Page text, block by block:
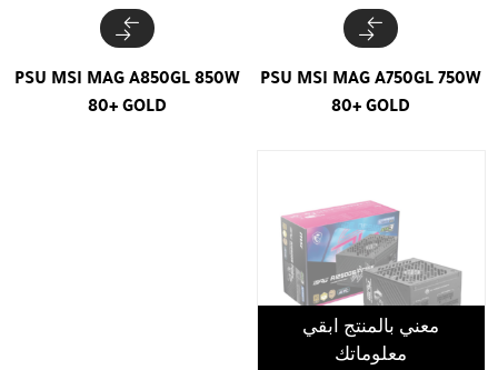
PSU MSI MAG A750GL 750W
80+ GOLD
PSU MSI MAG A850GL 850W
80+ GOLD
معني بالمنتج ابقي
معلوماتك